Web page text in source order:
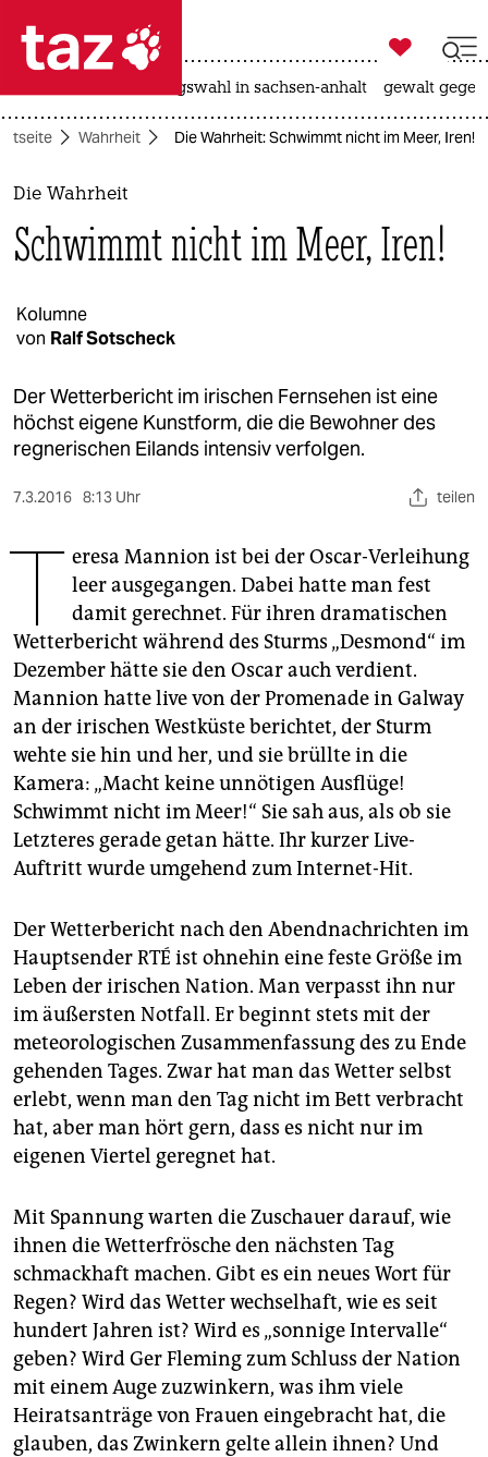
 taz zahl ich
taz zahl ich
themen
politik
gesellschaft
kultur
sport
berlin
wahrheit
verlag
verlag
veranstaltungen
shop
fragen & hilfe
unterstützen
genossenschaft
epaper login

taz zahl ich
landtagswahl in sachsen-anhalt gewalt
Wahrheit Die Wahrheit: Schwimmt nicht im Meer, Iren!
Die Wahrheit
Schwimmt nicht im Meer, Iren!
Kolumne
von Ralf Sotscheck
Der Wetterbericht im irischen Fernsehen ist eine
höchst eigene Kunstform, die die Bewohner des
regnerischen Eilands intensiv verfolgen.
7.3.2016 8:13 Uhr teilen
T eresa Mannion ist bei der Oscar-Verleihung
leer ausgegangen. Dabei hatte man fest
damit gerechnet. Für ihren dramatischen
Wetterbericht während des Sturms „Desmond“ im
Dezember hätte sie den Oscar auch verdient.
Mannion hatte live von der Promenade in Galway
an der irischen Westküste berichtet, der Sturm
wehte sie hin und her, und sie brüllte in die
Kamera: „Macht keine unnötigen Ausflüge!
Schwimmt nicht im Meer!“ Sie sah aus, als ob sie
Letzteres gerade getan hätte. Ihr kurzer Live-
Auftritt wurde umgehend zum Internet-Hit.
Der Wetterbericht nach den Abendnachrichten im
Hauptsender RTÉ ist ohnehin eine feste Größe im
Leben der irischen Nation. Man verpasst ihn nur
im äußersten Notfall. Er beginnt stets mit der
meteorologischen Zusammenfassung des zu Ende
gehenden Tages. Zwar hat man das Wetter selbst
erlebt, wenn man den Tag nicht im Bett verbracht
hat, aber man hört gern, dass es nicht nur im
eigenen Viertel geregnet hat.
Mit Spannung warten die Zuschauer darauf, wie
ihnen die Wetterfrösche den nächsten Tag
schmackhaft machen. Gibt es ein neues Wort für
Regen? Wird das Wetter wechselhaft, wie es seit
hundert Jahren ist? Wird es „sonnige Intervalle“
geben? Wird Ger Fleming zum Schluss der Nation
mit einem Auge zuzwinkern, was ihm viele
Heiratsanträge von Frauen eingebracht hat, die
glauben, das Zwinkern gelte allein ihnen? Und